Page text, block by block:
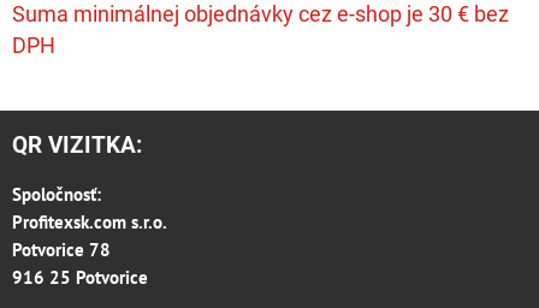
Suma minimálnej objednávky cez e-shop je 30 € bez
DPH
QR VIZITKA:
Spoločnosť:
Profitexsk.com s.r.o.
Potvorice 78
916 25 Potvorice